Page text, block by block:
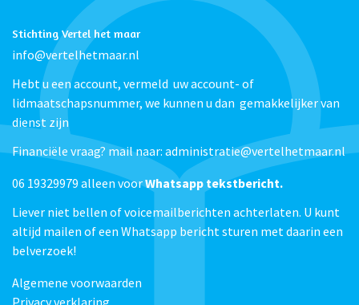
aantal
Stichting Vertel het maar
info@vertelhetmaar.nl
Hebt u een account, vermeld uw account- of
lidmaatschapsnummer, we kunnen u dan gemakkelijker van
dienst zijn
Financiële vraag? mail naar: administratie@vertelhetmaar.nl
06 19329979 alleen voorWhatsapp tekstbericht.
Liever niet bellen of voicemailberichten achterlaten. U kunt
altijd mailen of een Whatsapp bericht sturen met daarin een
belverzoek!
Algemene voorwaarden
Privacy verklaring